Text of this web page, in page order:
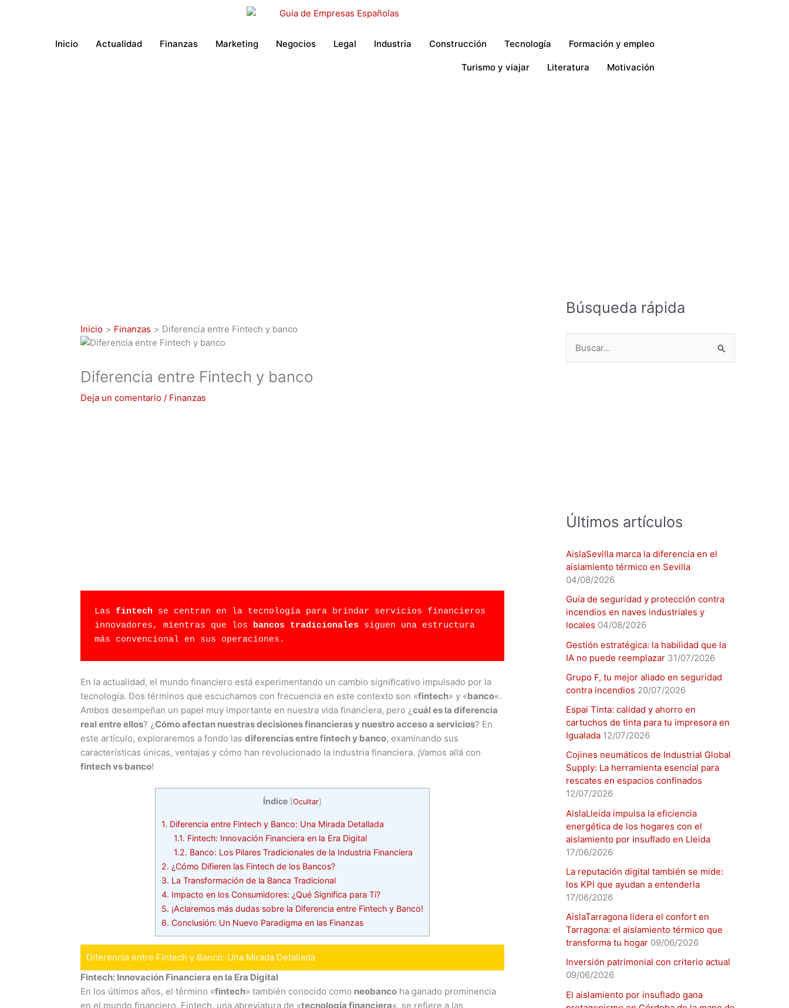
Inicio
Actualidad Finanzas Marketing Negocios Legal Industria Construcción Tecnología Formación y empleo
Turismo y viajar Literatura Motivación
Inicio Finanzas Diferencia entre Fintech y banco
Diferencia entre Fintech y banco
Deja un comentario / Finanzas
Las fintech se centran en la tecnología para brindar servicios financieros
innovadores, mientras que los bancos tradicionales siguen una estructura
más convencional en sus operaciones.
En la actualidad, el mundo financiero está experimentando un cambio significativo impulsado por la
tecnología. Dos términos que escuchamos con frecuencia en este contexto son «fintech» y «banco«.
Ambos desempeñan un papel muy importante en nuestra vida financiera, pero ¿cuál es la diferencia
real entre ellos? ¿Cómo afectan nuestras decisiones financieras y nuestro acceso a servicios? En
este artículo, exploraremos a fondo las diferencias entre fintech y banco, examinando sus
características únicas, ventajas y cómo han revolucionado la industria financiera. ¡Vamos allá con
fintech vs banco!
Índice [Ocultar]
1. Diferencia entre Fintech y Banco: Una Mirada Detallada
1.1. Fintech: Innovación Financiera en la Era Digital
1.2. Banco: Los Pilares Tradicionales de la Industria Financiera
2. ¿Cómo Difieren las Fintech de los Bancos?
3. La Transformación de la Banca Tradicional
4. Impacto en los Consumidores: ¿Qué Significa para Ti?
5. ¡Aclaremos más dudas sobre la Diferencia entre Fintech y Banco!
6. Conclusión: Un Nuevo Paradigma en las Finanzas
Diferencia entre Fintech y Banco: Una Mirada Detallada
Fintech: Innovación Financiera en la Era Digital
En los últimos años, el término «fintech» también conocido como neobanco ha ganado prominencia
en el mundo financiero. Fintech, una abreviatura de «tecnología financiera«, se refiere a las
Búsqueda rápida
Últimos artículos
AislaSevilla marca la diferencia en el
aislamiento térmico en Sevilla
04/08/2026
Guía de seguridad y protección contra
incendios en naves industriales y
locales 04/08/2026
Gestión estratégica: la habilidad que la
IA no puede reemplazar 31/07/2026
Grupo F, tu mejor aliado en seguridad
contra incendios 20/07/2026
Espai Tinta: calidad y ahorro en
cartuchos de tinta para tu impresora en
Igualada 12/07/2026
Cojines neumáticos de Industrial Global
Supply: La herramienta esencial para
rescates en espacios confinados
12/07/2026
AislaLleida impulsa la eficiencia
energética de los hogares con el
aislamiento por insuflado en Lleida
17/06/2026
La reputación digital también se mide:
los KPI que ayudan a entenderla
17/06/2026
AislaTarragona lidera el confort en
Tarragona: el aislamiento térmico que
transforma tu hogar 09/06/2026
Inversión patrimonial con criterio actual
09/06/2026
El aislamiento por insuflado gana